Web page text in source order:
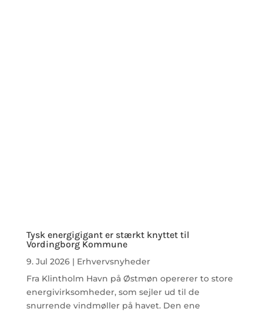
Tysk energigigant er stærkt knyttet til
Vordingborg Kommune
9. Jul 2026| Erhvervsnyheder
Fra Klintholm Havn på Østmøn opererer to store
energivirksomheder, som sejler ud til de
snurrende vindmøller på havet. Den ene